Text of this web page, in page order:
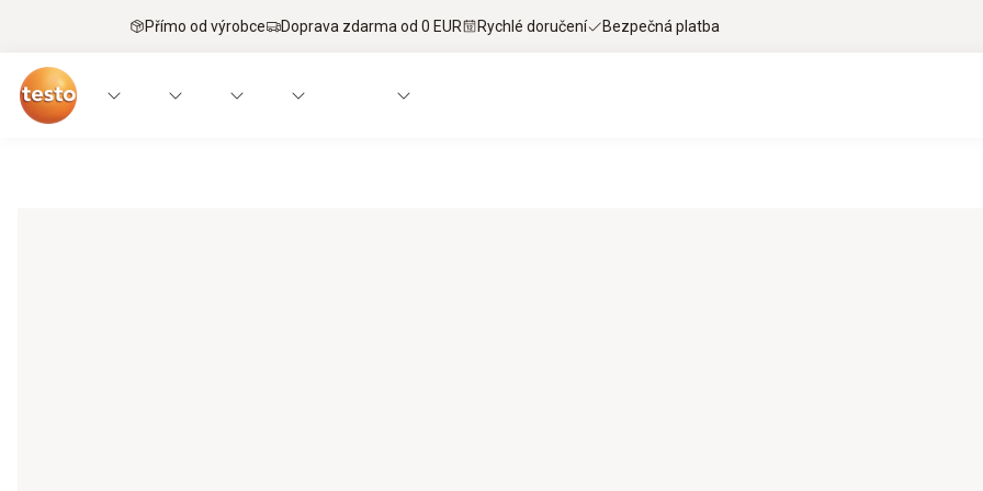
Přímo od výrobce Doprava zdarma od 0 EUR Rychlé doručení Bezpečná platba